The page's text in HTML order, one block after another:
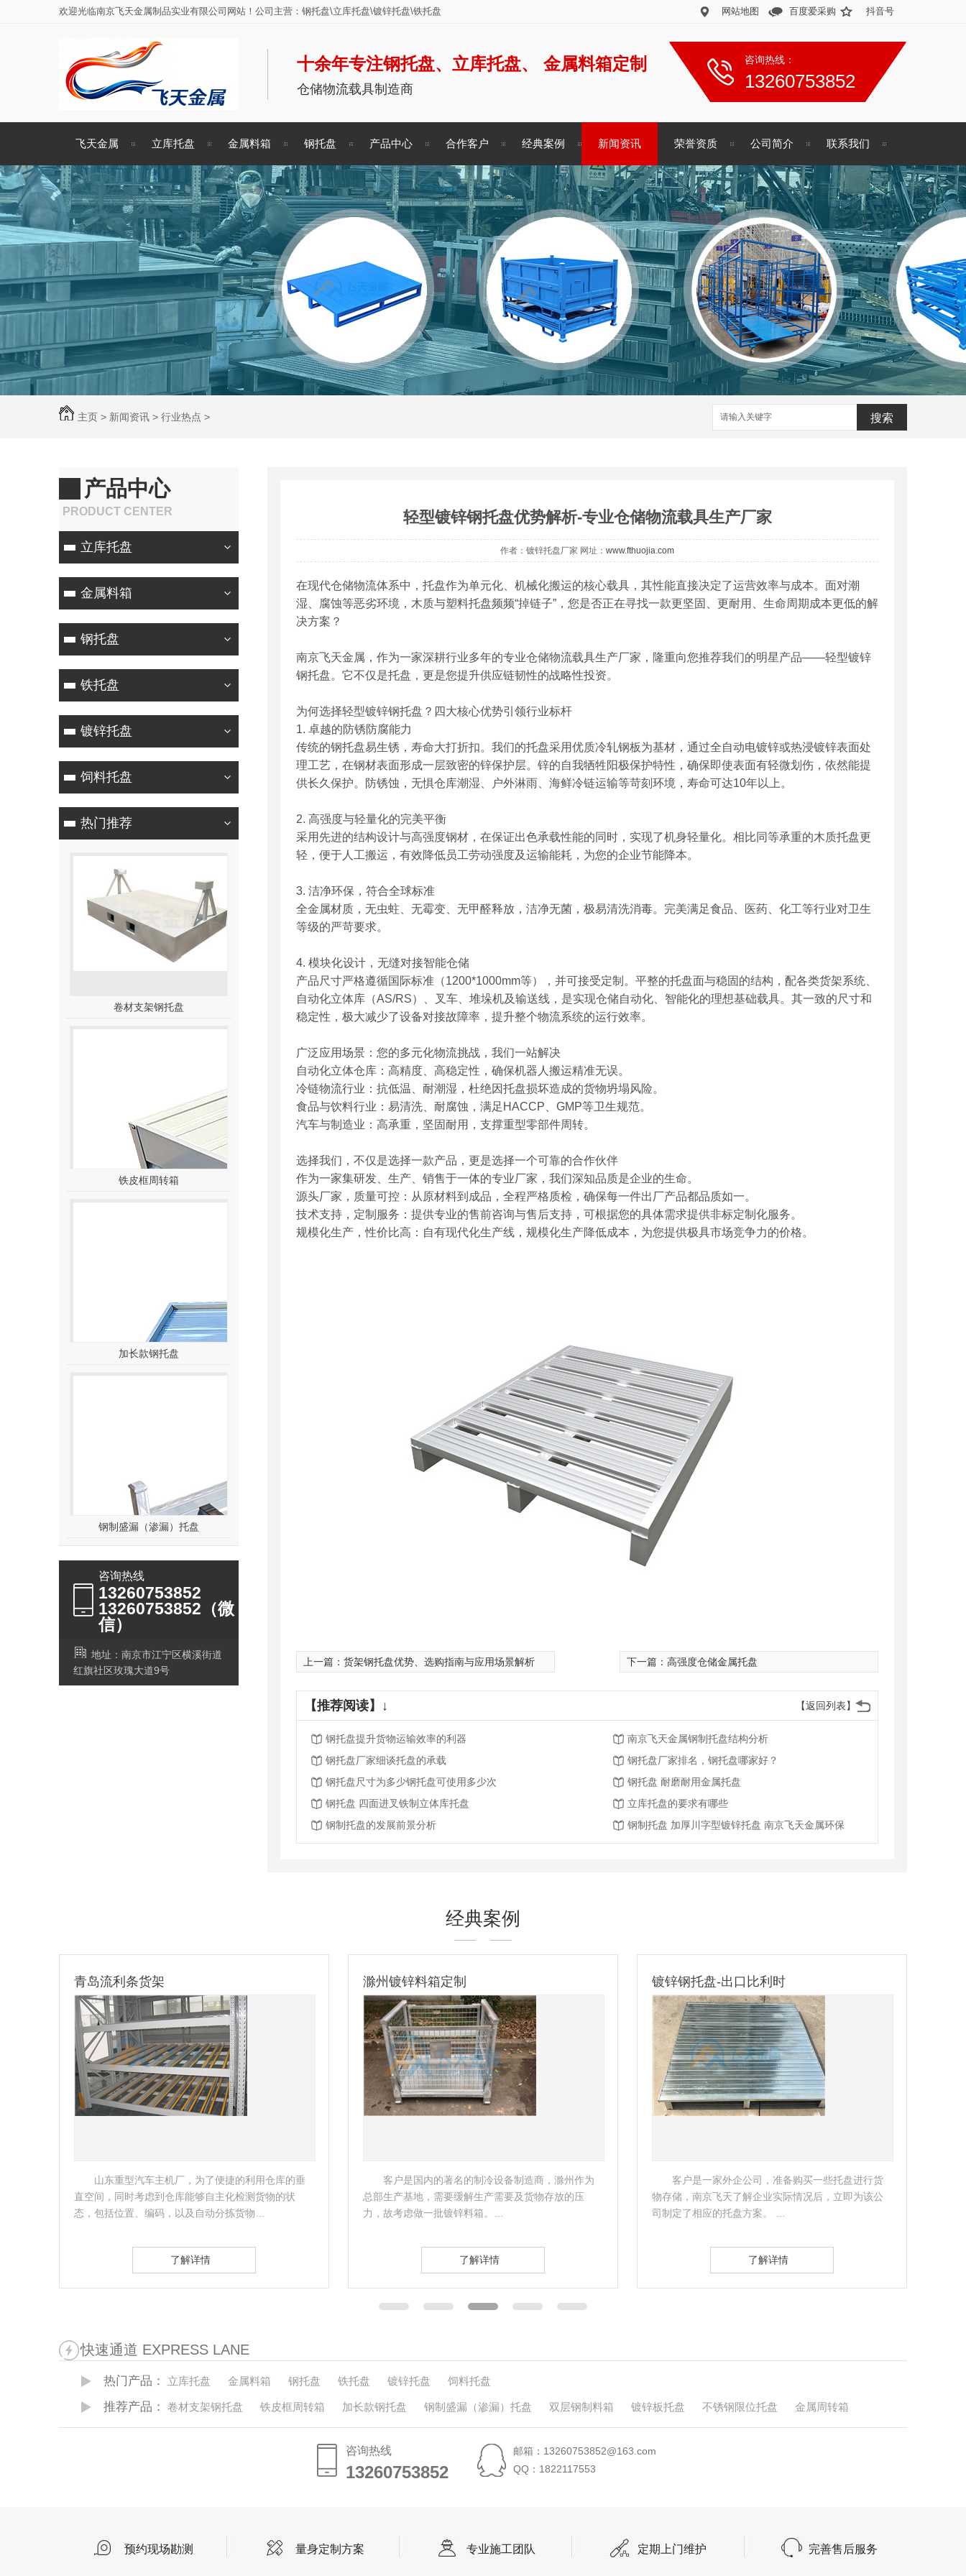
欢迎光临南京飞天金属制品实业有限公司网站！公司主营：钢托盘\立库托盘\镀锌托盘\铁托盘 网站地图 百度爱采购 抖音号
十余年专注钢托盘、立库托盘、 金属料箱定制
仓储物流载具制造商
咨询热线：
13260753852
飞天金属 立库托盘 金属料箱 钢托盘 产品中心 合作客户 经典案例 新闻资讯 荣誉资质 公司简介 联系我们
主页 > 新闻资讯 > 行业热点 > 搜索
产品中心
PRODUCT CENTER
立库托盘
金属料箱
钢托盘
铁托盘
镀锌托盘
饲料托盘
热门推荐
卷材支架钢托盘
铁皮框周转箱
加长款钢托盘
钢制盛漏（渗漏）托盘
咨询热线
13260753852
13260753852（微
信）
地址：南京市江宁区横溪街道
红旗社区玫瑰大道9号
轻型镀锌钢托盘优势解析-专业仓储物流载具生产厂家
作者：镀锌托盘厂家 网址： www.fthuojia.com
在现代仓储物流体系中，托盘作为单元化、机械化搬运的核心载具，其性能直接决定了运营效率与成本。面对潮
湿、腐蚀等恶劣环境，木质与塑料托盘频频“掉链子”，您是否正在寻找一款更坚固、更耐用、生命周期成本更低的解
决方案？
南京飞天金属，作为一家深耕行业多年的专业仓储物流载具生产厂家，隆重向您推荐我们的明星产品——轻型镀锌
钢托盘。它不仅是托盘，更是您提升供应链韧性的战略性投资。
为何选择轻型镀锌钢托盘？四大核心优势引领行业标杆
1. 卓越的防锈防腐能力
传统的钢托盘易生锈，寿命大打折扣。我们的托盘采用优质冷轧钢板为基材，通过全自动电镀锌或热浸镀锌表面处
理工艺，在钢材表面形成一层致密的锌保护层。锌的自我牺牲阳极保护特性，确保即使表面有轻微划伤，依然能提
供长久保护。防锈蚀，无惧仓库潮湿、户外淋雨、海鲜冷链运输等苛刻环境，寿命可达10年以上。
2. 高强度与轻量化的完美平衡
采用先进的结构设计与高强度钢材，在保证出色承载性能的同时，实现了机身轻量化。相比同等承重的木质托盘更
轻，便于人工搬运，有效降低员工劳动强度及运输能耗，为您的企业节能降本。
3. 洁净环保，符合全球标准
全金属材质，无虫蛀、无霉变、无甲醛释放，洁净无菌，极易清洗消毒。完美满足食品、医药、化工等行业对卫生
等级的严苛要求。
4. 模块化设计，无缝对接智能仓储
产品尺寸严格遵循国际标准（1200*1000mm等），并可接受定制。平整的托盘面与稳固的结构，配各类货架系统、
自动化立体库（AS/RS）、叉车、堆垛机及输送线，是实现仓储自动化、智能化的理想基础载具。其一致的尺寸和
稳定性，极大减少了设备对接故障率，提升整个物流系统的运行效率。
广泛应用场景：您的多元化物流挑战，我们一站解决
自动化立体仓库：高精度、高稳定性，确保机器人搬运精准无误。
冷链物流行业：抗低温、耐潮湿，杜绝因托盘损坏造成的货物坍塌风险。
食品与饮料行业：易清洗、耐腐蚀，满足HACCP、GMP等卫生规范。
汽车与制造业：高承重，坚固耐用，支撑重型零部件周转。
选择我们，不仅是选择一款产品，更是选择一个可靠的合作伙伴
作为一家集研发、生产、销售于一体的专业厂家，我们深知品质是企业的生命。
源头厂家，质量可控：从原材料到成品，全程严格质检，确保每一件出厂产品都品质如一。
技术支持，定制服务：提供专业的售前咨询与售后支持，可根据您的具体需求提供非标定制化服务。
规模化生产，性价比高：自有现代化生产线，规模化生产降低成本，为您提供极具市场竞争力的价格。
上一篇： 货架钢托盘优势、选购指南与应用场景解析 下一篇： 高强度仓储金属托盘
【返回列表】
【推荐阅读】↓
钢托盘提升货物运输效率的利器
南京飞天金属钢制托盘结构分析
钢托盘厂家细谈托盘的承载
钢托盘厂家排名，钢托盘哪家好？
钢托盘尺寸为多少钢托盘可使用多少次
钢托盘 耐磨耐用金属托盘
钢托盘 四面进叉铁制立体库托盘
立库托盘的要求有哪些
钢制托盘的发展前景分析
钢制托盘 加厚川字型镀锌托盘 南京飞天金属环保
经典案例
滁州镀锌料箱定制
客户是国内的著名的制冷设备制造商，滁州作为
总部生产基地，需要缓解生产需要及货物存放的压
力，故考虑做一批镀锌料箱。…
了解详情
镀锌钢托盘-出口比利时
客户是一家外企公司，准备购买一些托盘进行货
物存储，南京飞天了解企业实际情况后，立即为该公
司制定了相应的托盘方案。 …
了解详情
南通重型货架
作为享富声誉的跨国集团，奇华顿香精香料有限
公司一直对仓储设备有着极高的管理要求。…
了解详情
快速通道 EXPRESS LANE
热门产品： 立库托盘 金属料箱 钢托盘 铁托盘 镀锌托盘 饲料托盘
推荐产品： 卷材支架钢托盘 铁皮框周转箱 加长款钢托盘 钢制盛漏（渗漏）托盘 双层钢制料箱 镀锌板托盘 不锈钢限位托盘 金属周转箱
咨询热线
13260753852
13260753852
邮箱：13260753852@163.com
QQ：1822117553
预约现场勘测 量身定制方案 专业施工团队 定期上门维护 完善售后服务